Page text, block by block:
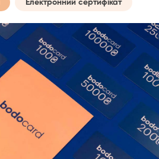
Електронний сертифікат